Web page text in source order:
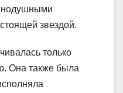
звездой.
только
Она также была